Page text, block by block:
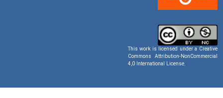
This work is licensed under aCreative
Commons Attribution-NonCommercial
4,0 International License